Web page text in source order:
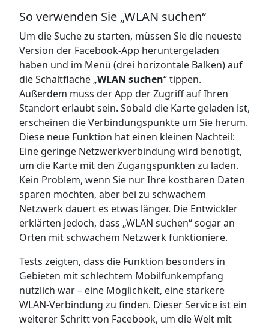
So verwenden Sie „WLAN suchen“
Um die Suche zu starten, müssen Sie die neueste
Version der Facebook-App heruntergeladen
haben und im Menü (drei horizontale Balken) auf
die Schaltfläche „WLAN suchen“ tippen.
Außerdem muss der App der Zugriff auf Ihren
Standort erlaubt sein. Sobald die Karte geladen ist,
erscheinen die Verbindungspunkte um Sie herum.
Diese neue Funktion hat einen kleinen Nachteil:
Eine geringe Netzwerkverbindung wird benötigt,
um die Karte mit den Zugangspunkten zu laden.
Kein Problem, wenn Sie nur Ihre kostbaren Daten
sparen möchten, aber bei zu schwachem
Netzwerk dauert es etwas länger. Die Entwickler
erklärten jedoch, dass „WLAN suchen“ sogar an
Orten mit schwachem Netzwerk funktioniere.
Tests zeigten, dass die Funktion besonders in
Gebieten mit schlechtem Mobilfunkempfang
nützlich war – eine Möglichkeit, eine stärkere
WLAN-Verbindung zu finden. Dieser Service ist ein
weiterer Schritt von Facebook, um die Welt mit